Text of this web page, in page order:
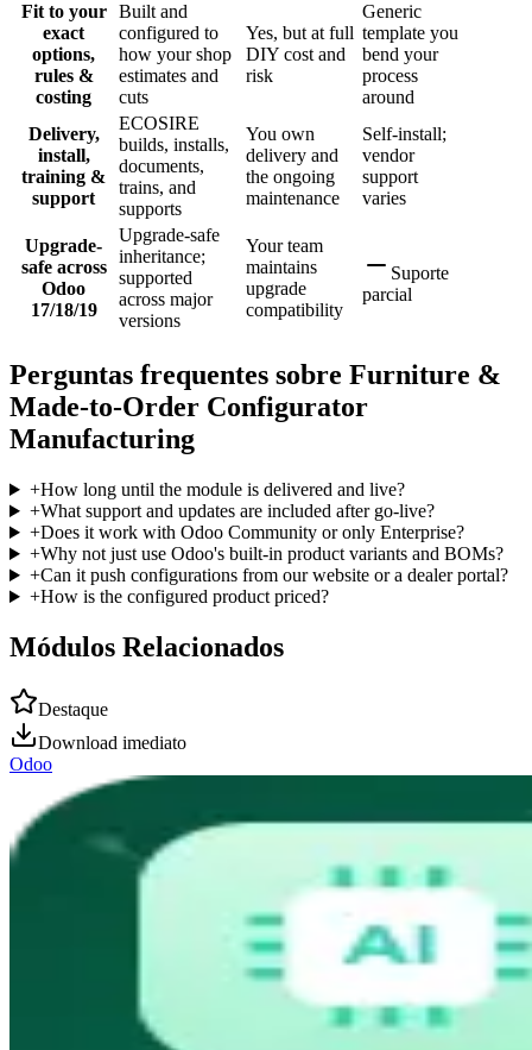
Fit to your
exact
options,
rules &
costing
Built and
configured to
how your shop
estimates and
cuts
Yes, but at full
DIY cost and
risk
Generic
template you
bend your
process
around
Delivery,
install,
training &
support
ECOSIRE
builds, installs,
documents,
trains, and
supports
You own
delivery and
the ongoing
maintenance
Self-install;
vendor
support
varies
Upgrade-
safe across
Odoo
17/18/19
Upgrade-safe
inheritance;
supported
across major
versions
Your team
maintains
upgrade
compatibility
Suporte
parcial
Perguntas frequentes sobre Furniture &
Made-to-Order Configurator
Manufacturing
+How long until the module is delivered and live?
+What support and updates are included after go-live?
+Does it work with Odoo Community or only Enterprise?
+Why not just use Odoo's built-in product variants and BOMs?
+Can it push configurations from our website or a dealer portal?
+How is the configured product priced?
Módulos Relacionados
Destaque
Download imediato
Odoo